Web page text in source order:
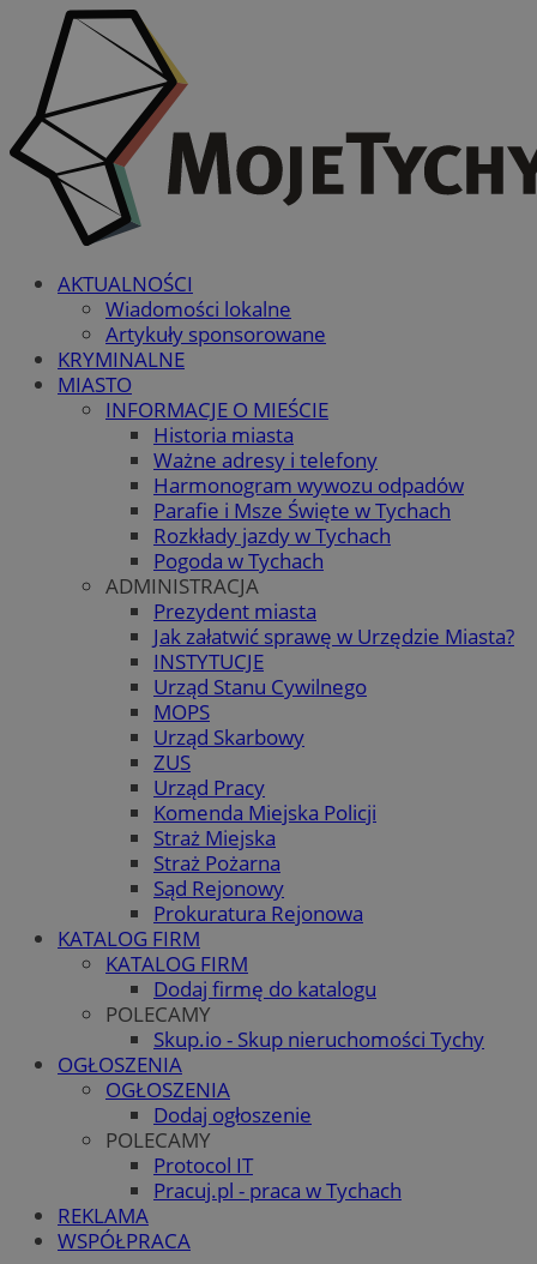
AKTUALNOŚCI
Wiadomości lokalne
Artykuły sponsorowane
KRYMINALNE
MIASTO
INFORMACJE O MIEŚCIE
Historia miasta
Ważne adresy i telefony
Harmonogram wywozu odpadów
Parafie i Msze Święte w Tychach
Rozkłady jazdy w Tychach
Pogoda w Tychach
ADMINISTRACJA
Prezydent miasta
Jak załatwić sprawę w Urzędzie Miasta?
INSTYTUCJE
Urząd Stanu Cywilnego
MOPS
Urząd Skarbowy
ZUS
Urząd Pracy
Komenda Miejska Policji
Straż Miejska
Straż Pożarna
Sąd Rejonowy
Prokuratura Rejonowa
KATALOG FIRM
KATALOG FIRM
Dodaj firmę do katalogu
POLECAMY
Skup.io - Skup nieruchomości Tychy
OGŁOSZENIA
OGŁOSZENIA
Dodaj ogłoszenie
POLECAMY
Protocol IT
Pracuj.pl - praca w Tychach
REKLAMA
WSPÓŁPRACA